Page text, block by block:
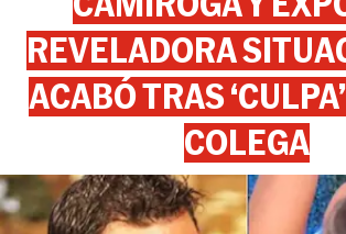
REVELADORA
ACABÓ TRAS
COLEGA